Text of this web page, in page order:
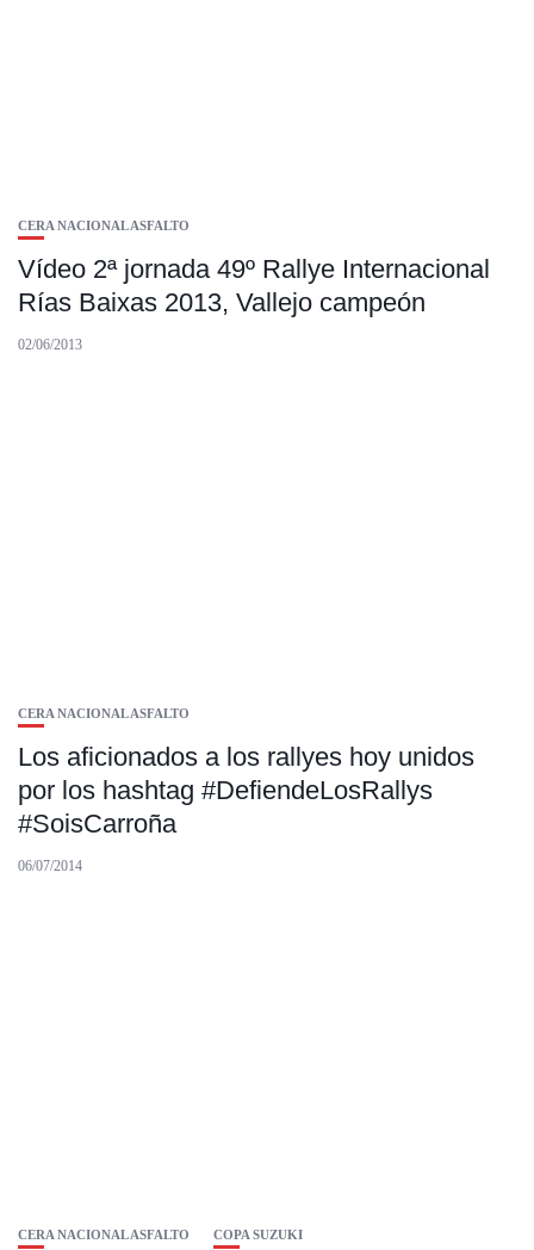
CERA NACIONAL ASFALTO
Vídeo 2ª jornada 49º Rallye Internacional
Rías Baixas 2013, Vallejo campeón
02/06/2013
CERA NACIONAL ASFALTO
Los aficionados a los rallyes hoy unidos
por los hashtag #DefiendeLosRallys
#SoisCarroña
06/07/2014
CERA NACIONAL ASFALTO COPA SUZUKI